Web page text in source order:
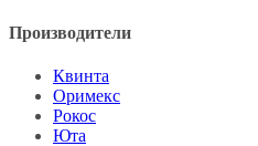
Производители
Квинта
Оримекс
Рокос
Юта